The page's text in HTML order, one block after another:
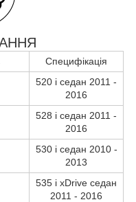
Специфікація
520 i седан 2011 -
2016
528 i седан 2011 -
2016
530 i седан 2010 -
2013
535 i xDrive седан
2011 - 2016